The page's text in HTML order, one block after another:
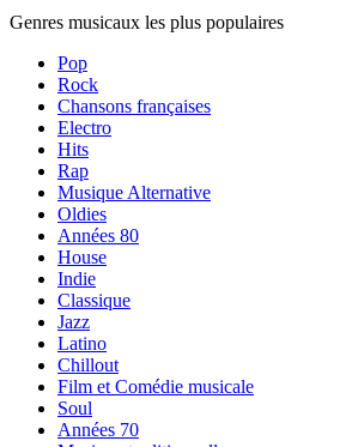
Genres musicaux les plus populaires
Pop
Rock
Chansons françaises
Electro
Hits
Rap
Musique Alternative
Oldies
Années 80
House
Indie
Classique
Jazz
Latino
Chillout
Film et Comédie musicale
Soul
Années 70